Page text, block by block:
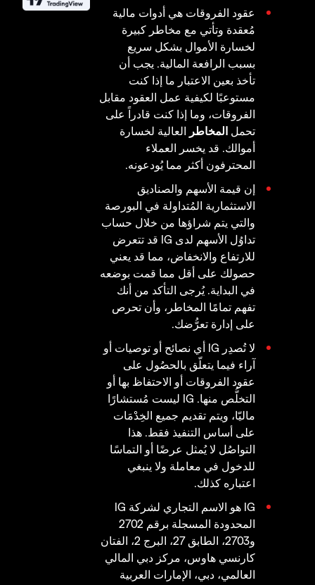
عقود الفروقات هي أدوات مالية
مُعقدة وتأتي مع مخاطر كبيرة
لخسارة الأموال بشكل سريع
بسبب الرافعة المالية. يجب أن
تأخذ بعين الاعتبار ما إذا كنت
مستوعبًا لكيفية عمل العقود مقابل
الفروقات، وما إذا كنت قادراً على
تحمل المخاطر العالية لخسارة
أموالك. قد يخسر العملاء
المحترفون أكثر مما يُودعونه.
إن قيمة الأسهم والصناديق
الاستثمارية المُتداولة في البورصة
والتي يتم شراؤها من خلال حساب
تداوُل الأسهم لدى IG قد تتعرض
للارتفاع والانخفاض، مما قد يعني
حصولك على أقل مما قمت بوضعه
في البداية. يُرجى التأكد من أنك
تفهم تمامًا المخاطر، وأن تحرص
على إدارة تعرُّضك.
لا تُصدِر IG أي نصائح أو توصيات أو
آراء فيما يتعلّق بالحصُول على
عقود الفروقات أو الاحتفاظ بها أو
التخلُّص منها. IG ليست مُستشارًا
ماليّا، ويتم تقديم جميع الخِدْمَات
على أساس التنفيذ فقط. هذا
التواصُل لا يُمثل عرضًا أو التماسًا
للدخول في معاملة ولا ينبغي
اعتباره كذلك.
IG هو الاسم التجاري لشركة IG
المحدودة المسجلة برقم 2702
و2703، الطابق 27، البرج 2، الفتان
كارنسي هاوس، مركز دبي المالي
العالمي، دبي، الإمارات العربية